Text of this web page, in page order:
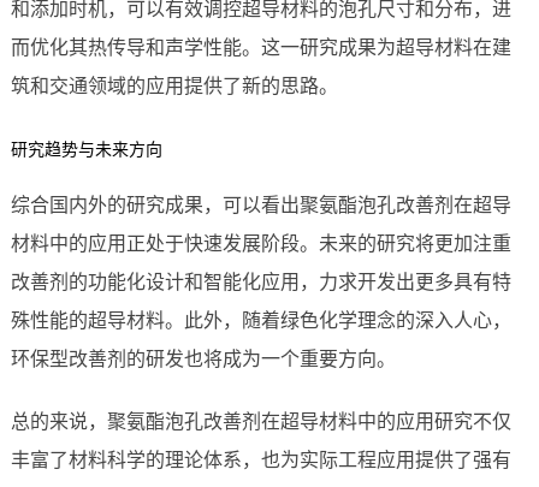
和添加时机，可以有效调控超导材料的泡孔尺寸和分布，进
而优化其热传导和声学性能。这一研究成果为超导材料在建
筑和交通领域的应用提供了新的思路。
研究趋势与未来方向
综合国内外的研究成果，可以看出聚氨酯泡孔改善剂在超导
材料中的应用正处于快速发展阶段。未来的研究将更加注重
改善剂的功能化设计和智能化应用，力求开发出更多具有特
殊性能的超导材料。此外，随着绿色化学理念的深入人心，
环保型改善剂的研发也将成为一个重要方向。
总的来说，聚氨酯泡孔改善剂在超导材料中的应用研究不仅
丰富了材料科学的理论体系，也为实际工程应用提供了强有